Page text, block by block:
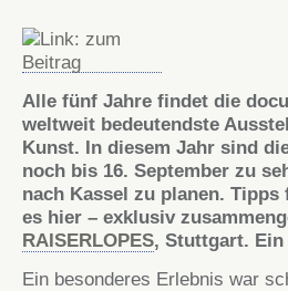
Alle fünf Jahre findet die
weltweit bedeutendste
Kunst. In diesem Jahr sind
noch bis 16. September zu
nach Kassel zu planen. Tipps
es hier – exklusiv
RAISERLOPES, Stuttgart.
Ein besonderes Erlebnis war